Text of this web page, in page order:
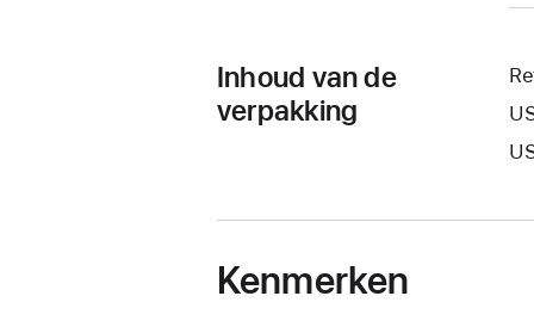
Inhoud van de
verpakking
Kenmerken